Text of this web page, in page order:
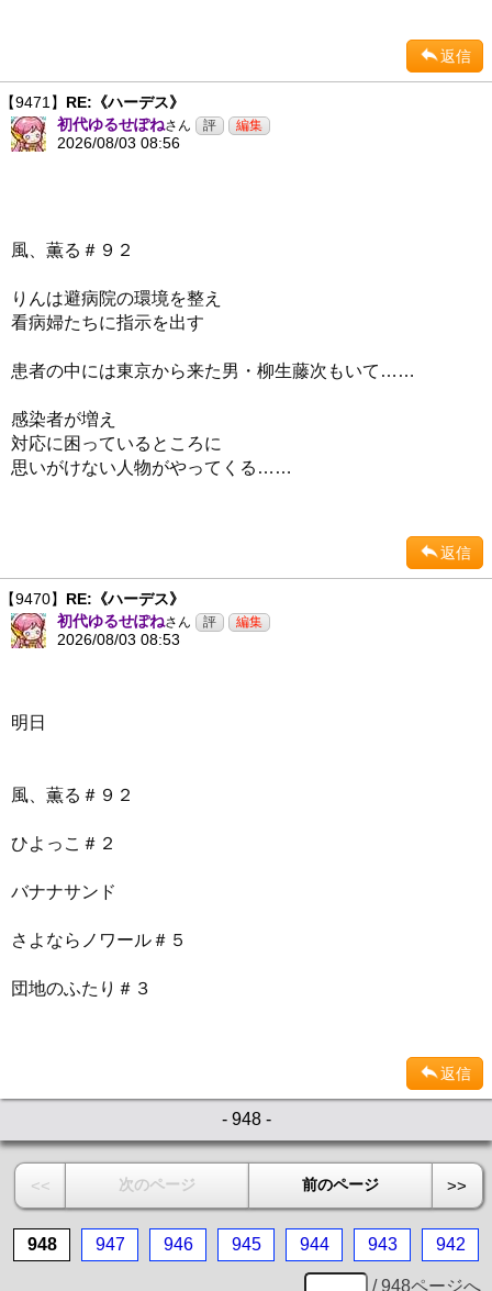
返信
【9471】 RE:《ハーデス》
初代ゆるせぽねさん
2026/08/03 08:56
風、薫る＃９２
りんは避病院の環境を整え
看病婦たちに指示を出す
患者の中には東京から来た男・柳生藤次もいて……
感染者が増え
対応に困っているところに
思いがけない人物がやってくる……
返信
【9470】 RE:《ハーデス》
初代ゆるせぽねさん
2026/08/03 08:53
明日
風、薫る＃９２
ひよっこ＃２
バナナサンド
さよならノワール＃５
団地のふたり＃３
返信
- 948 -
<< 次のページ 前のページ >>
948 947 946 945 944 943 942
/ 948ページへ